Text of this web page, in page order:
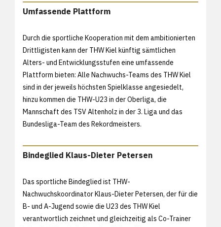
Umfassende Plattform
Durch die sportliche Kooperation mit dem ambitionierten
Drittligisten kann der THW Kiel künftig sämtlichen
Alters- und Entwicklungsstufen eine umfassende
Plattform bieten: Alle Nachwuchs-Teams des THW Kiel
sind in der jeweils höchsten Spielklasse angesiedelt,
hinzu kommen die THW-U23 in der Oberliga, die
Mannschaft des TSV Altenholz in der 3. Liga und das
Bundesliga-Team des Rekordmeisters.
Bindeglied Klaus-Dieter Petersen
Das sportliche Bindeglied ist THW-
Nachwuchskoordinator Klaus-Dieter Petersen, der für die
B- und A-Jugend sowie die U23 des THW Kiel
verantwortlich zeichnet und gleichzeitig als Co-Trainer